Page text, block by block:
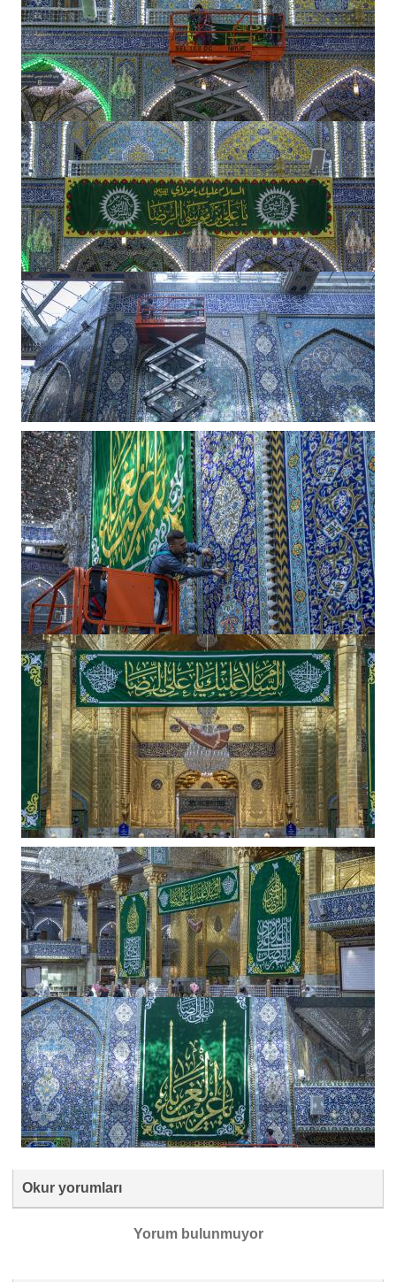
Okur yorumları
Yorum bulunmuyor